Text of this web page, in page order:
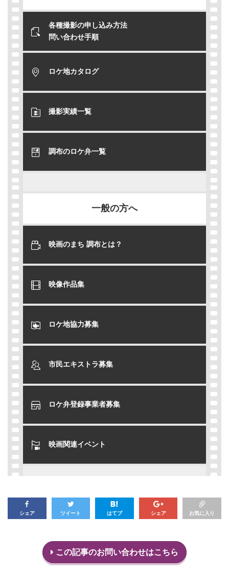
各種撮影の申し込み方法
問い合わせ手順
ロケ地カタログ
撮影実績一覧
調布のロケ弁一覧
一般の方へ
映画のまち 調布とは？
映像作品集
ロケ地協力募集
市民エキストラ募集
ロケ弁登録事業者募集
映画関連イベント
シェア ツイート はてブ シェア お気に入り
この記事のお問い合わせはこちら